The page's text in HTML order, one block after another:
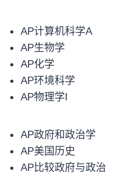
AP计算机科学A
AP生物学
AP化学
AP环境科学
AP物理学I
AP政府和政治学
AP美国历史
AP比较政府与政治